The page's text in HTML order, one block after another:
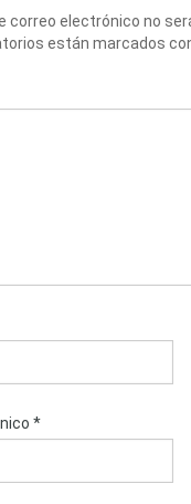
correo electrónico no
están marcados
*